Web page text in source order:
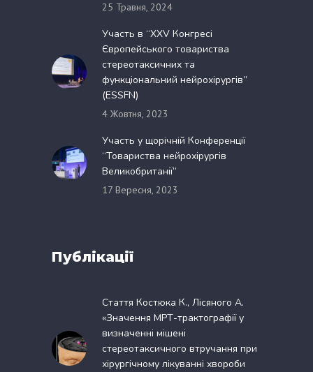
25 Травня, 2024
Участь в “XXV Конгресі
Європейського товариства
стереотаксичних та
функціональний нейрохірургів”
(ESSFN)
4 Жовтня, 2023
Участь у щорічній Конференції
“Товариства нейрохірургів
Великобританії”
17 Вересня, 2023
Публікації
Стаття Костюка К., Лісяного А.
«Значення МРТ-трактографії у
визначенні мішені
стереотаксичного втручання при
хірургічному лікуванні хвороби